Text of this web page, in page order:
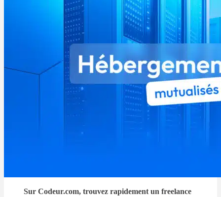
Sur Codeur.com, trouvez rapidement un freelance